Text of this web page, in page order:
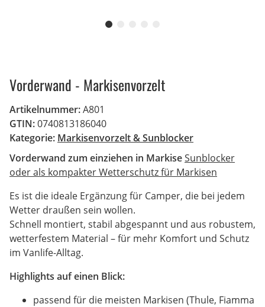
Vorderwand - Markisenvorzelt
Artikelnummer:A801
GTIN:0740813186040
Kategorie: Markisenvorzelt & Sunblocker
Vorderwand zum einziehen in MarkiseSunblocker
oder als kompakter Wetterschutz für Markisen
Es ist die ideale Ergänzung für Camper, die bei jedem
Wetter draußen sein wollen.
Schnell montiert, stabil abgespannt und aus robustem,
wetterfestem Material – für mehr Komfort und Schutz
im Vanlife-Alltag.
Highlights auf einen Blick:
passend für die meisten Markisen (Thule, Fiamma